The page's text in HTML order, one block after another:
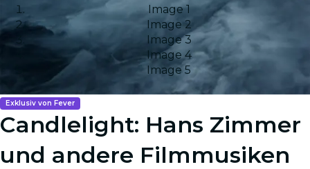
Image 1
Image 2
Image 3
Image 4
Image 5
Exklusiv von Fever
Candlelight: Hans Zimmer
und andere Filmmusiken